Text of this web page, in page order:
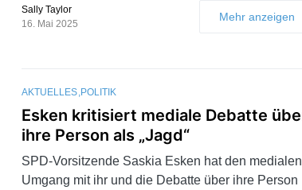
Sally Taylor
16. Mai 2025
Mehr anzeigen
AKTUELLES POLITIK
Esken kritisiert mediale Debatte
ihre Person als „Jagd“
SPD-Vorsitzende Saskia Esken hat den medialen
Umgang mit ihr und die Debatte über ihre Person